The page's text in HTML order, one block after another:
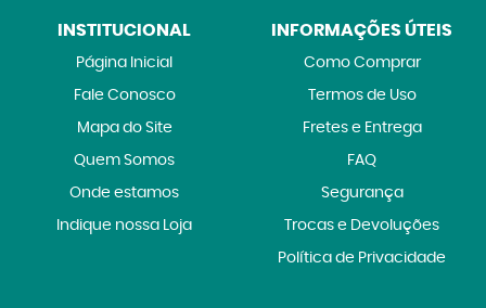
INSTITUCIONAL
Página Inicial
Fale Conosco
Mapa do Site
Quem Somos
Onde estamos
Indique nossa Loja
INFORMAÇÕES ÚTEIS
Como Comprar
Termos de Uso
Fretes e Entrega
FAQ
Segurança
Trocas e Devoluções
Política de Privacidade